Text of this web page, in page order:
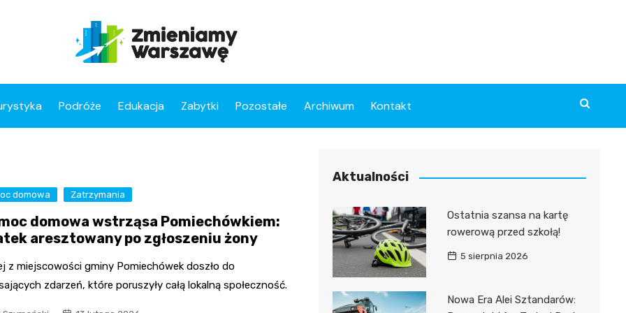
Podróże Edukacja Zabytki Pozostałe Archiwum Kontakt
domowa Zatrzymania
domowa wstrząsa Pomiechówkiem:
aresztowany po zgłoszeniu żony
z miejscowości gminy Pomiechówek doszło do
zdarzeń, które poruszyły całą lokalną społeczność.
Aktualności
Ostatnia szansa na kartę
rowerową przed szkołą!
5 sierpnia 2026
Nowa Era Alei Sztandarów: